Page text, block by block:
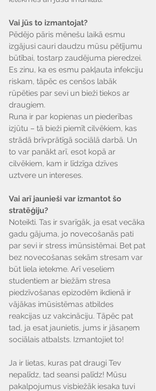
Vai jūs to izmantojat?
Pēdējo pāris mēnešu laikā esmu
izgājusi cauri daudzu mūsu pētījumu
būtībai, tostarp zaudējuma pieredzei.
Es zinu, ka es esmu pakļauta infekciju
riskam, tāpēc es cenšos labāk
rūpēties par sevi un bieži tiekos ar
draugiem.
Runa ir par kopienas un piederības
izjūtu – tā bieži piemīt cilvēkiem, kas
strādā brīvprātīgā sociālā darbā. Un
to var panākt arī, esot kopā ar
cilvēkiem, kam ir līdzīga dzīves
uztvere un intereses.
Vai arī jaunieši var izmantot šo
stratēģiju?
Noteikti. Tas ir svarīgāk, ja esat vecāka
gadu gājuma, jo novecošanās pati
par sevi ir stress imūnsistēmai. Bet pat
bez novecošanas sekām stresam var
būt liela ietekme. Arī veseliem
studentiem ar biežām stresa
piedzīvošanas epizodēm ikdienā ir
vājākas imūsistēmas atbildes
reakcijas uz vakcināciju. Tāpēc pat
tad, ja esat jaunietis, jums ir jāsaņem
sociālais atbalsts. Izmantojiet to!
Ja ir lietas, kuras pat draugi Tev
nepalīdz, tad seansi palīdz! Mūsu
pakalpojumus visbiežāk iesaka tuvi